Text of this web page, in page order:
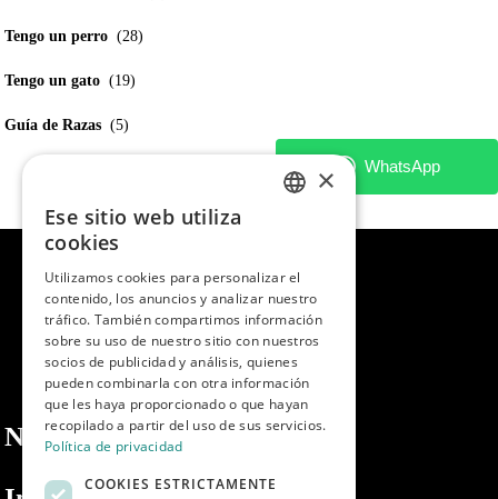
Tengo un perro (28)
Tengo un gato (19)
Guía de Razas (5)
Nosotros
PORTUGUESE
×
Ese sitio web utiliza
cookies
Utilizamos cookies para personalizar el
contenido, los anuncios y analizar nuestro
tráfico. También compartimos información
sobre su uso de nuestro sitio con nuestros
socios de publicidad y análisis, quienes
pueden combinarla con otra información
que les haya proporcionado o que hayan
recopilado a partir del uso de sus servicios.
Política de privacidad
COOKIES ESTRICTAMENTE